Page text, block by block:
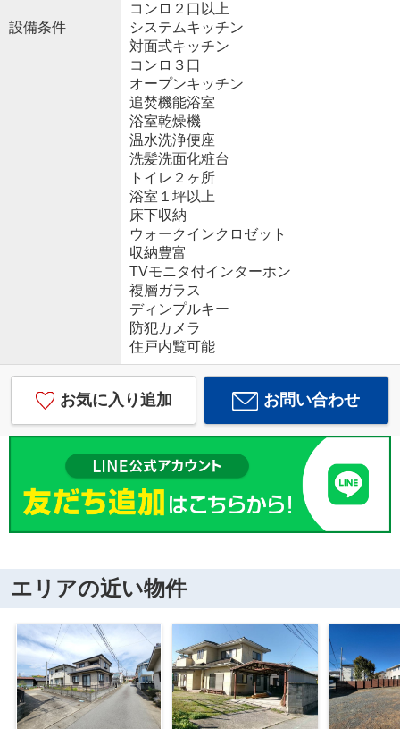
設備条件
コンロ２口以上
システムキッチン
対面式キッチン
コンロ３口
オープンキッチン
追焚機能浴室
浴室乾燥機
温水洗浄便座
洗髪洗面化粧台
トイレ２ヶ所
浴室１坪以上
床下収納
ウォークインクロゼット
収納豊富
TVモニタ付インターホン
複層ガラス
ディンプルキー
防犯カメラ
住戸内覧可能
お気に入り追加 お問い合わせ
エリアの近い物件